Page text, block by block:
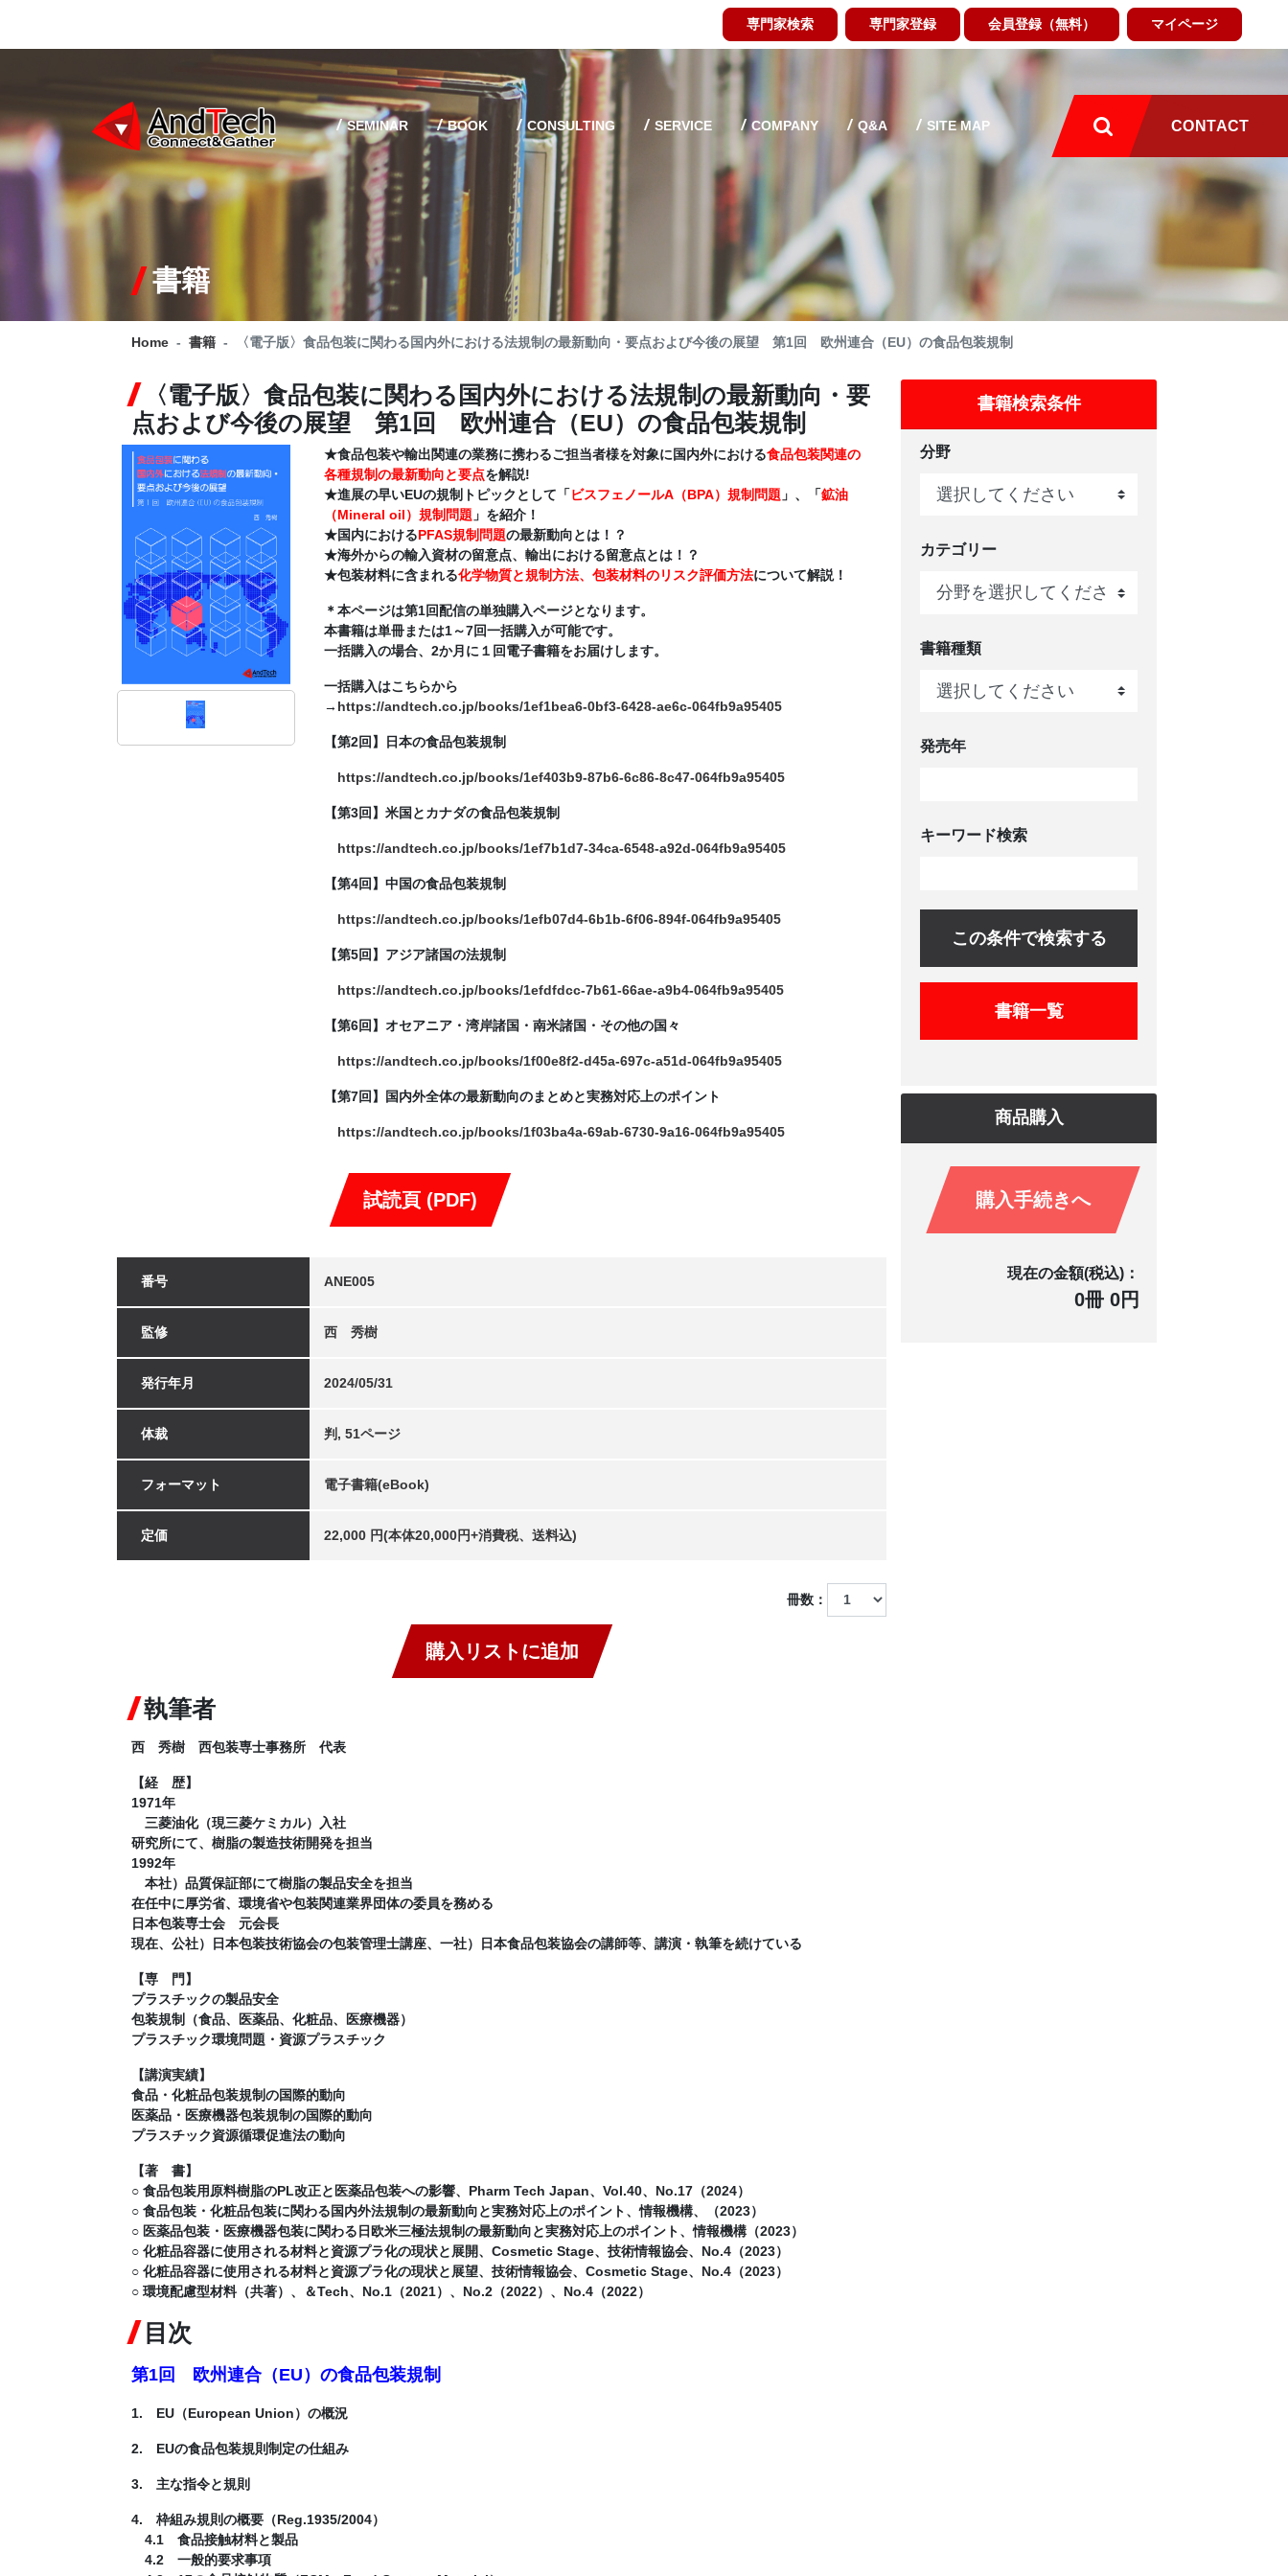
専門家検索 専門家登録 会員登録（無料） マイページ
SEMINAR BOOK CONSULTING SERVICE COMPANY Q&A SITE MAP CONTACT
書籍
Home 書籍 〈電子版〉食品包装に関わる国内外における法規制の最新動向・要点および今後の展望 第1回 欧州連合（EU）の食品包装規制
〈電子版〉食品包装に関わる国内外における法規制の最新動向・要
点および今後の展望 第1回 欧州連合（EU）の食品包装規制
★食品包装や輸出関連の業務に携わるご担当者様を対象に国内外における食品包装関連の
各種規制の最新動向と要点を解説!
★進展の早いEUの規制トピックとして「ビスフェノールA（BPA）規制問題 」、「鉱油
（Mineral oil）規制問題 」を紹介！
★国内におけるPFAS規制問題の最新動向とは！？
★海外からの輸入資材の留意点、輸出における留意点とは！？
★包装材料に含まれる化学物質と規制方法、包装材料のリスク評価方法について解説！
＊本ページは第1回配信の単独購入ページとなります。
本書籍は単冊または1～7回一括購入が可能です。
一括購入の場合、2か月に１回電子書籍をお届けします。
一括購入はこちらから
→ https://andtech.co.jp/books/1ef1bea6-0bf3-6428-ae6c-064fb9a95405
【第2回】日本の食品包装規制
https://andtech.co.jp/books/1ef403b9-87b6-6c86-8c47-064fb9a95405
【第3回】米国とカナダの食品包装規制
https://andtech.co.jp/books/1ef7b1d7-34ca-6548-a92d-064fb9a95405
【第4回】中国の食品包装規制
https://andtech.co.jp/books/1efb07d4-6b1b-6f06-894f-064fb9a95405
【第5回】アジア諸国の法規制
https://andtech.co.jp/books/1efdfdcc-7b61-66ae-a9b4-064fb9a95405
【第6回】オセアニア・湾岸諸国・南米諸国・その他の国々
https://andtech.co.jp/books/1f00e8f2-d45a-697c-a51d-064fb9a95405
【第7回】国内外全体の最新動向のまとめと実務対応上のポイント
https://andtech.co.jp/books/1f03ba4a-69ab-6730-9a16-064fb9a95405
試読頁 (PDF)
番号 ANE005
監修 西 秀樹
発行年月 2024/05/31
体裁 判, 51ページ
フォーマット 電子書籍(eBook)
定価 22,000 円(本体20,000円+消費税、送料込)
冊数：
購入リストに追加
執筆者
西 秀樹 西包装専士事務所 代表
【経 歴】
1971年
三菱油化（現三菱ケミカル）入社
研究所にて、樹脂の製造技術開発を担当
1992年
本社）品質保証部にて樹脂の製品安全を担当
在任中に厚労省、環境省や包装関連業界団体の委員を務める
日本包装専士会 元会長
現在、公社）日本包装技術協会の包装管理士講座、一社）日本食品包装協会の講師等、講演・執筆を続けている
【専 門】
プラスチックの製品安全
包装規制（食品、医薬品、化粧品、医療機器）
プラスチック環境問題・資源プラスチック
【講演実績】
食品・化粧品包装規制の国際的動向
医薬品・医療機器包装規制の国際的動向
プラスチック資源循環促進法の動向
【著 書】
○ 食品包装用原料樹脂のPL改正と医薬品包装への影響、Pharm Tech Japan、Vol.40、No.17（2024）
○ 食品包装・化粧品包装に関わる国内外法規制の最新動向と実務対応上のポイント、情報機構、（2023）
○ 医薬品包装・医療機器包装に関わる日欧米三極法規制の最新動向と実務対応上のポイント、情報機構（2023）
○ 化粧品容器に使用される材料と資源プラ化の現状と展開、Cosmetic Stage、技術情報協会、No.4（2023）
○ 化粧品容器に使用される材料と資源プラ化の現状と展望、技術情報協会、Cosmetic Stage、No.4（2023）
○ 環境配慮型材料（共著）、＆Tech、No.1（2021）、No.2（2022）、No.4（2022）
目次
第1回 欧州連合（EU）の食品包装規制
1. EU（European Union）の概況
2. EUの食品包装規則制定の仕組み
3. 主な指令と規則
4. 枠組み規則の概要（Reg.1935/2004）
4.1 食品接触材料と製品
4.2 一般的要求事項
書籍検索条件
分野
カテゴリー
書籍種類
発売年
キーワード検索
この条件で検索する
書籍一覧
商品購入
購入手続きへ
現在の金額(税込)：
0冊 0円